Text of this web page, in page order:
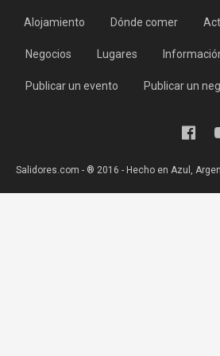
Alojamiento Dónde comer
Negocios Lugares
Publicar un evento Publicar un
Salidores.com - ® 2016 - Hecho en Azul,